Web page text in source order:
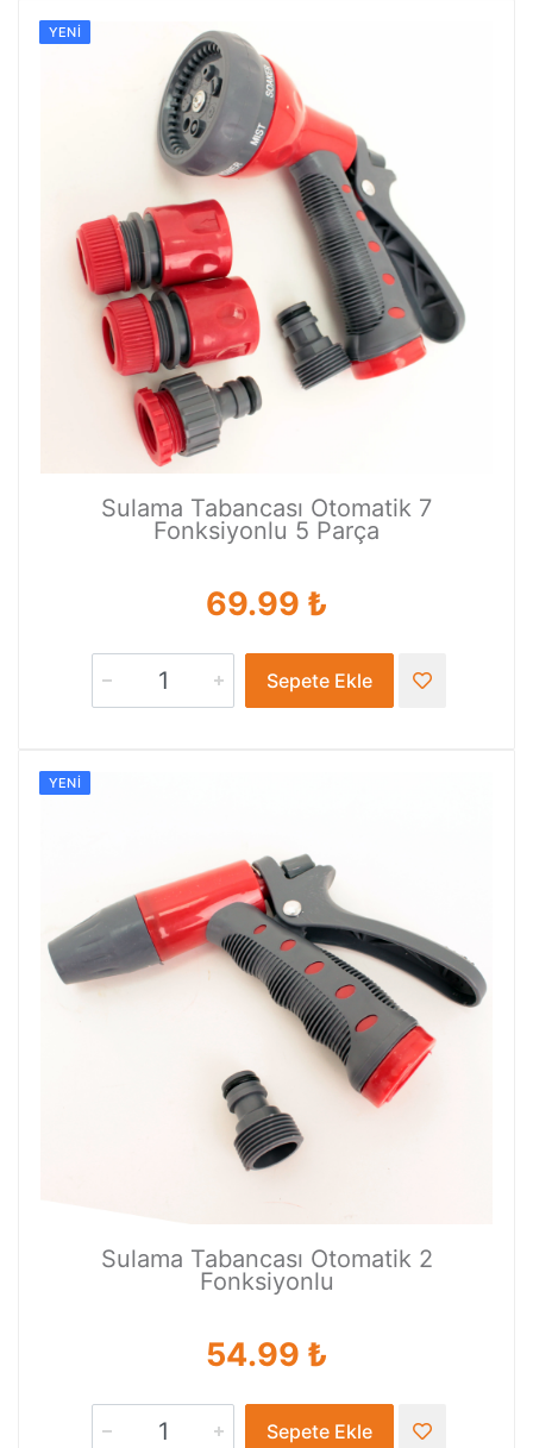
YENI
Sulama Tabancası Otomatik 7
Fonksiyonlu 5 Parça
69.99 ₺
Sepete Ekle
YENI
Sulama Tabancası Otomatik 2
Fonksiyonlu
54.99 ₺
Sepete Ekle